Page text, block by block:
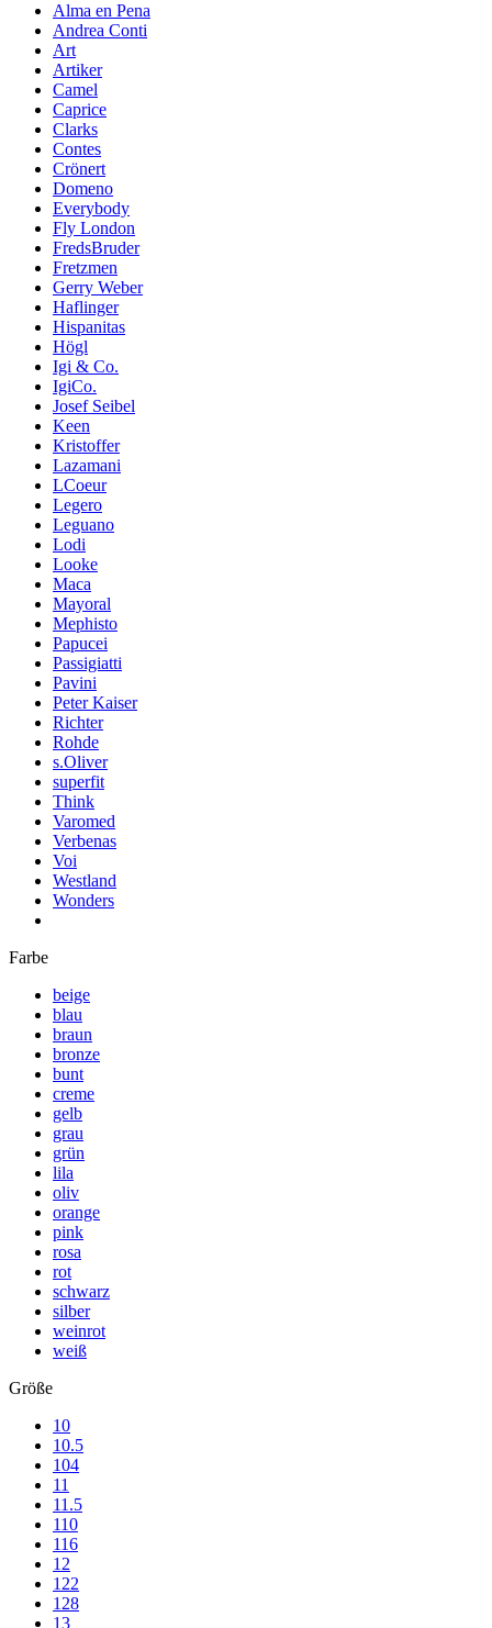
Alma en Pena
Andrea Conti
Art
Artiker
Camel
Caprice
Clarks
Contes
Crönert
Domeno
Everybody
Fly London
FredsBruder
Fretzmen
Gerry Weber
Haflinger
Hispanitas
Högl
Igi & Co.
IgiCo.
Josef Seibel
Keen
Kristoffer
Lazamani
LCoeur
Legero
Leguano
Lodi
Looke
Maca
Mayoral
Mephisto
Papucei
Passigiatti
Pavini
Peter Kaiser
Richter
Rohde
s.Oliver
superfit
Think
Varomed
Verbenas
Voi
Westland
Wonders
Farbe
beige
blau
braun
bronze
bunt
creme
gelb
grau
grün
lila
oliv
orange
pink
rosa
rot
schwarz
silber
weinrot
weiß
Größe
10
10.5
104
11
11.5
110
116
12
122
128
13